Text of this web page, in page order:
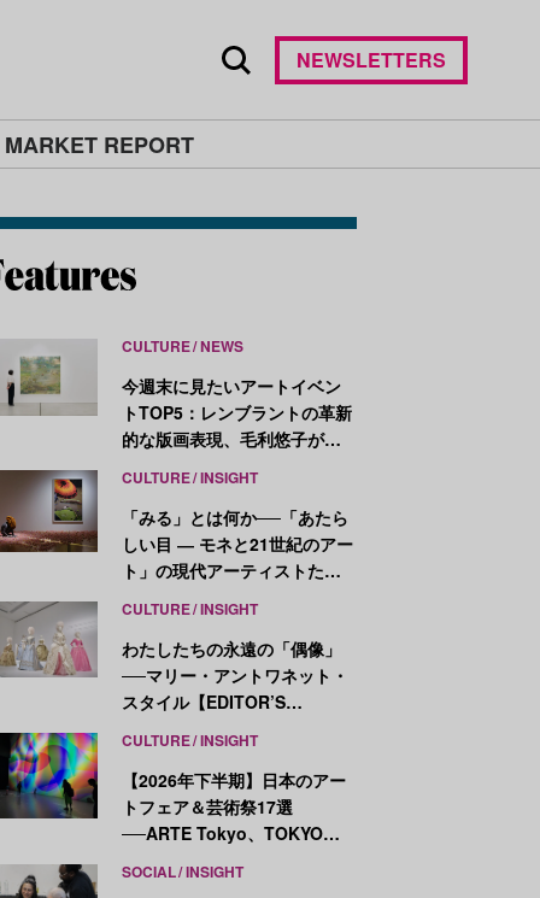
REPORT
NEWSLETTERS
CULTURE NEWS
今週末に見たいアートイベン
トTOP5：レンブラントの革新
的な版画表現、毛利悠子がヴ
CULTURE INSIGHT
「みる」とは何か──「あたら
しい目 ― モネと21世紀のアー
ト」の現代アーティストたち
CULTURE INSIGHT
わたしたちの永遠の「偶像」
──マリー・アントワネット・
スタイル【EDITOR’S
CULTURE INSIGHT
【2026年下半期】日本のアー
トフェア＆芸術祭17選
──ARTE Tokyo、TOKYO
SOCIAL INSIGHT